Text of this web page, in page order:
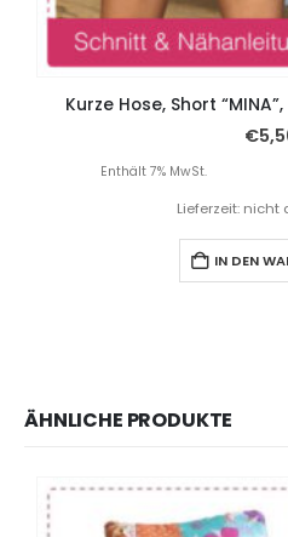
Kurze Hose, Short
€
Enthält 7% MwSt.
Lieferzeit: nicht
IN DEN
ÄHNLICHE PRODUKTE